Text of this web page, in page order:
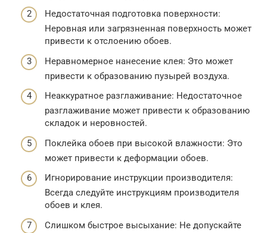
Недостаточная подготовка поверхности:
Неровная или загрязненная поверхность может
привести к отслоению обоев.
Неравномерное нанесение клея: Это может
привести к образованию пузырей воздуха.
Неаккуратное разглаживание: Недостаточное
разглаживание может привести к образованию
складок и неровностей.
Поклейка обоев при высокой влажности: Это
может привести к деформации обоев.
Игнорирование инструкции производителя:
Всегда следуйте инструкциям производителя
обоев и клея.
Слишком быстрое высыхание: Не допускайте